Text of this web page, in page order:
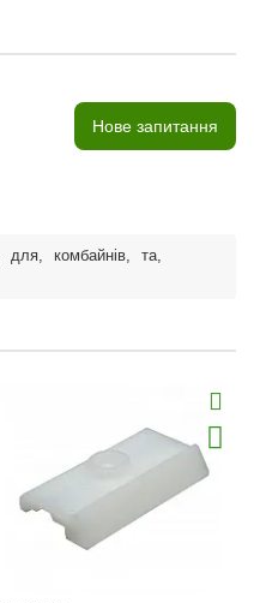
Нове запитання
для, комбайнів, та,